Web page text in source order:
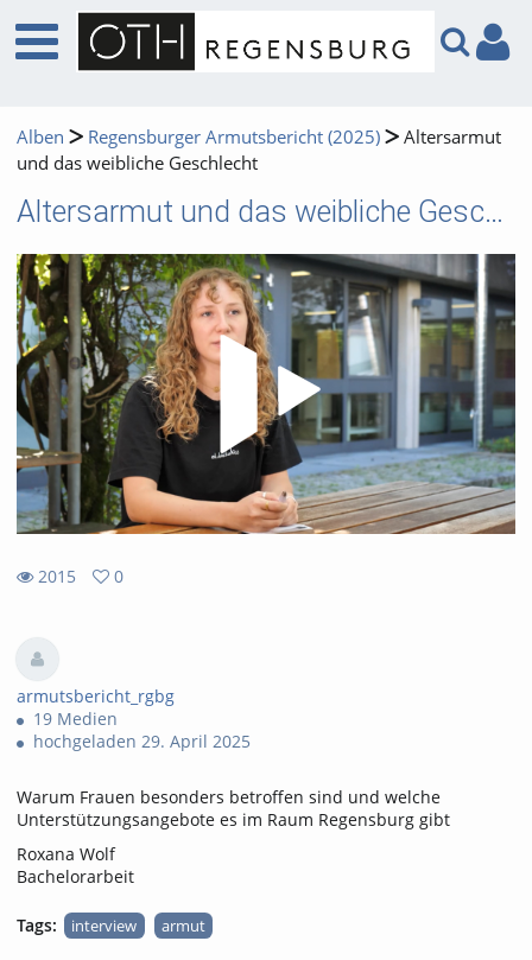
Alben Regensburger Armutsbericht (2025)
Altersarmut
und das weibliche Geschlecht
Altersarmut und das weibliche Geschlecht
2015
0
armutsbericht_rgbg
19 Medien
hochgeladen 29. April 2025
Warum Frauen besonders betroffen sind und welche
Unterstützungsangebote es im Raum Regensburg gibt
Roxana Wolf
Bachelorarbeit
Tags: interview armut